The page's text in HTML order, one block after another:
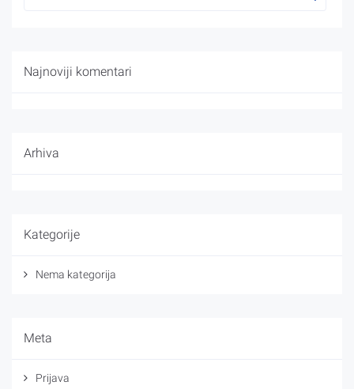
Najnoviji komentari
Arhiva
Kategorije
Nema kategorija
Meta
Prijava